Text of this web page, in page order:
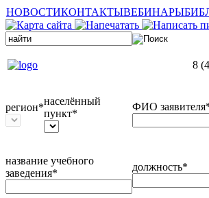
НОВОСТИКОНТАКТЫВЕБИНАРЫ
8
регион*
населённый
пункт*
ФИО
название учебного
заведения*
должность*